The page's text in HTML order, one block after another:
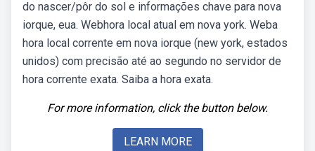
do nascer/pôr do sol e informações chave para nova
iorque, eua. Webhora local atual em nova york. Weba
hora local corrente em nova iorque (new york, estados
unidos) com precisão até ao segundo no servidor de
hora corrente exata. Saiba a hora exata.
For more information, click the button below.
LEARN MORE